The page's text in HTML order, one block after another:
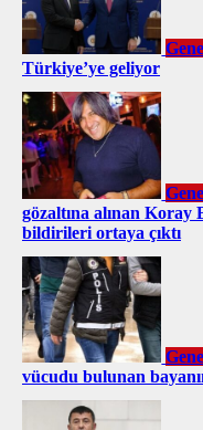
Türkiye’ye geliyor
gözaltına alınan
bildirileri ortaya çıktı
vücudu bulunan